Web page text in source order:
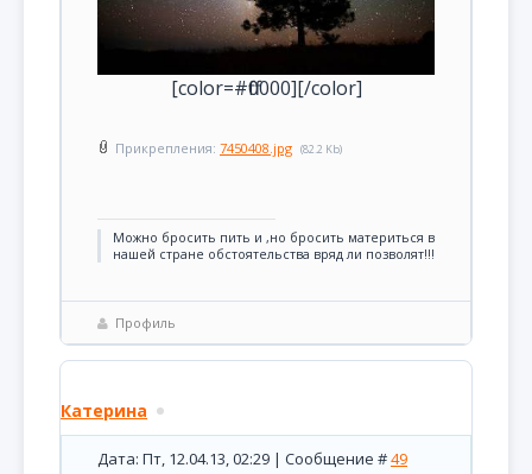
[color=#ff0000][/color]
Прикрепления: 7450408.jpg (82.2 Kb)
Можно бросить пить и ,но бросить материться в
нашей стране обстоятельства вряд ли позволят!!!
Профиль
Катерина
Дата: Пт, 12.04.13, 02:29 | Сообщение #49